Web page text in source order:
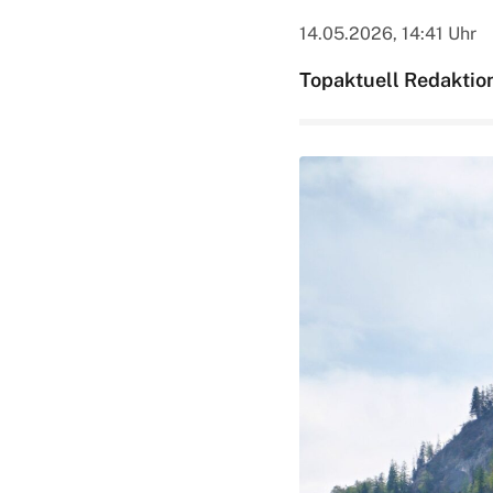
14.05.2026, 14:41 Uhr
Topaktuell